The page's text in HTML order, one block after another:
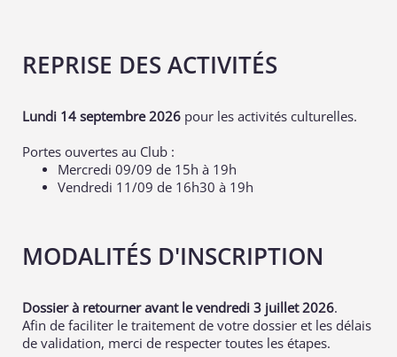
REPRISE DES ACTIVITÉS
Lundi 14 septembre 2026 pour les activités culturelles.
Portes ouvertes au Club :
Mercredi 09/09 de 15h à 19h
Vendredi 11/09 de 16h30 à 19h
MODALITÉS D'INSCRIPTION
Dossier à retourner avant le vendredi 3 juillet 2026.
Afin de faciliter le traitement de votre dossier et les délais
de validation, merci de respecter toutes les étapes.